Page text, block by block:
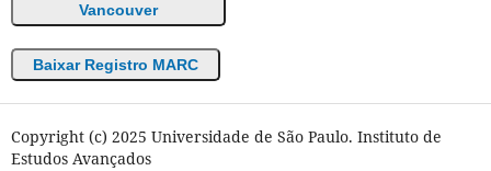
Vancouver
Baixar Registro MARC
Copyright (c) 2025 Universidade de São Paulo. Instituto de
Estudos Avançados